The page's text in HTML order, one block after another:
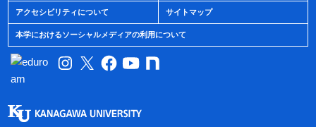
アクセシビリティについて サイトマップ
本学におけるソーシャルメディアの利用について